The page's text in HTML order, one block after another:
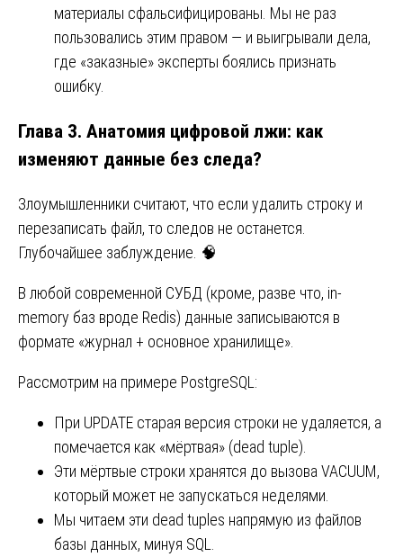
материалы сфальсифицированы. Мы не раз
пользовались этим правом — и выигрывали дела,
где «заказные» эксперты боялись признать
ошибку.
Глава 3. Анатомия цифровой лжи: как
изменяют данные без следа?
Злоумышленники считают, что если удалить строку и
перезаписать файл, то следов не останется.
Глубочайшее заблуждение. 🧠
В любой современной СУБД (кроме, разве что, in-
memory баз вроде Redis) данные записываются в
формате «журнал + основное хранилище».
Рассмотрим на примере PostgreSQL:
При UPDATE старая версия строки не удаляется, а
помечается как «мёртвая» (dead tuple).
Эти мёртвые строки хранятся до вызова VACUUM,
который может не запускаться неделями.
Мы читаем эти dead tuples напрямую из файлов
базы данных, минуя SQL.